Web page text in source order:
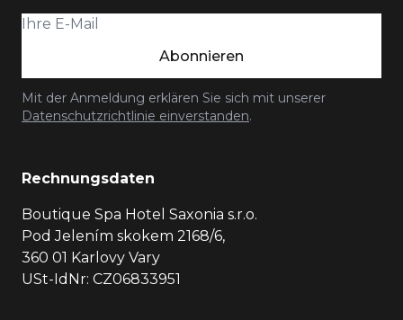
Abonnieren
Mit der Anmeldung erklären Sie sich mit unserer
Datenschutzrichtlinie einverstanden.
Rechnungsdaten
Boutique Spa Hotel Saxonia s.r.o.
Pod Jelením skokem 2168/6,
360 01 Karlovy Vary
USt-IdNr: CZ06833951